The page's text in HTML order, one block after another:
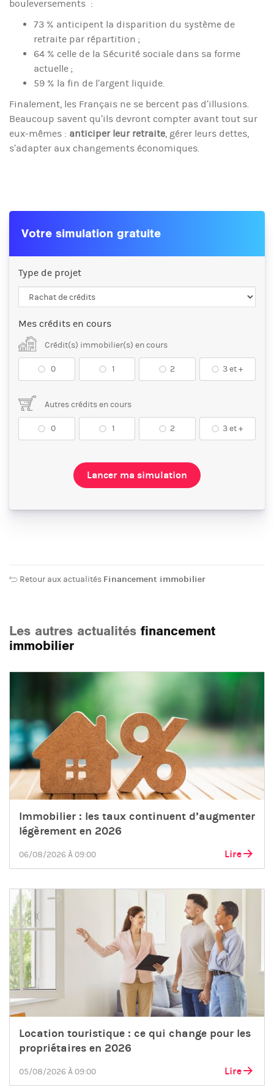
bouleversements :
73 % anticipent la disparition du système de
retraite par répartition ;
64 % celle de la Sécurité sociale dans sa forme
actuelle ;
59 % la fin de l’argent liquide.
Finalement, les Français ne se bercent pas d’illusions.
Beaucoup savent qu’ils devront compter avant tout sur
eux-mêmes : anticiper leur retraite, gérer leurs dettes,
s’adapter aux changements économiques.
Votre simulation gratuite
Type de projet
Mes crédits en cours
Crédit(s) immobilier(s) en cours
0 1 2 3 et +
Autres crédits en cours
0 1 2 3 et +
Lancer ma simulation
Retour aux actualités Financement immobilier
Les autres actualités financement
immobilier
Immobilier : les taux continuent d’augmenter
légèrement en 2026
06/08/2026 À 09:00 Lire
Location touristique : ce qui change pour les
propriétaires en 2026
05/08/2026 À 09:00 Lire